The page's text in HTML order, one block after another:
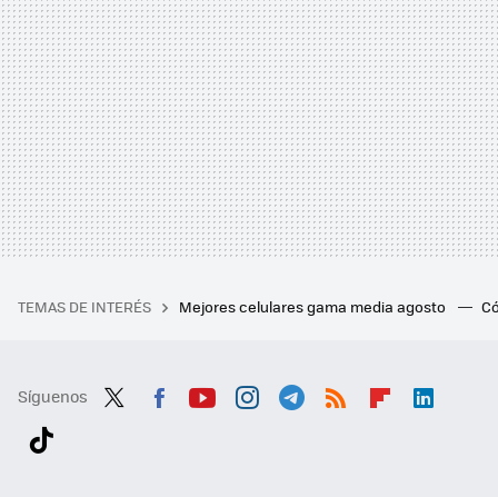
TEMAS DE INTERÉS Mejores celulares gama media agosto
Síguenos